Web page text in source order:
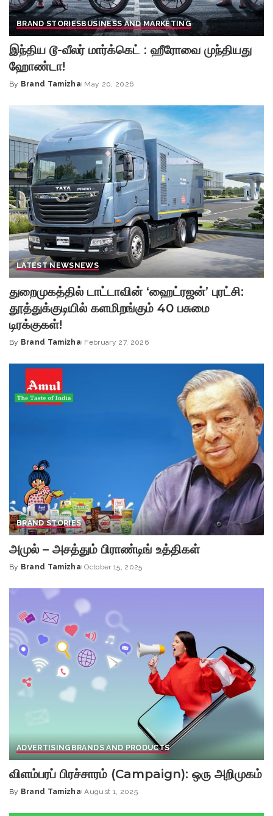
BRAND STORIESBUSINESS AND MARKETING
இந்திய டூ-வீலர் மார்க்கெட் : ஹீரோவை முந்தியது
ஹோண்டா!
Posted
By Brand Tamizha May 20, 2026
LATEST NEWSNEWS
துறைமுகத்தில் டாட்டாவின் ‘ஹைட்ரஜன்’ புரட்சி:
தூத்துக்குடியில் களமிறங்கும் 40 பசுமை
டிரக்குகள்!
Posted
By Brand Tamizha February 27, 2026
BRAND STORIES
அமுல் – அசத்தும் பிராண்டிங் உத்திகள்
Posted
By Brand Tamizha October 15, 2025
ADVERTISINGBRANDS AND PRODUCTS
விளம்பரப் பிரச்சாரம் (Campaign): ஒரு அறிமுகம்
Posted
By Brand Tamizha August 1, 2025